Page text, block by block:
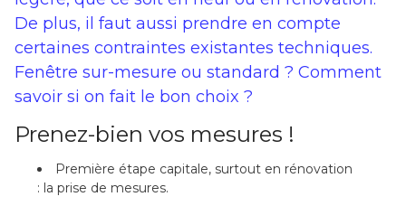
De plus, il faut aussi prendre en compte
certaines contraintes existantes techniques.
Fenêtre sur-mesure ou standard ? Comment
savoir si on fait le bon choix ?
Prenez-bien vos mesures !
Première étape capitale, surtout en rénovation
: la prise de mesures.